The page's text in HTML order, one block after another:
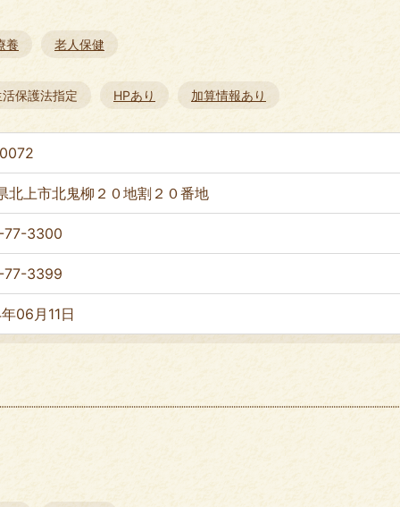
養 老人保健
活保護法指定 HPあり 加算情報あり
北上市北鬼柳２０地割２０番地
77-3300
77-3399
06月11日